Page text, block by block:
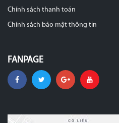
Chính sách thanh toán
Chính sách bảo mật thông tin
FANPAGE